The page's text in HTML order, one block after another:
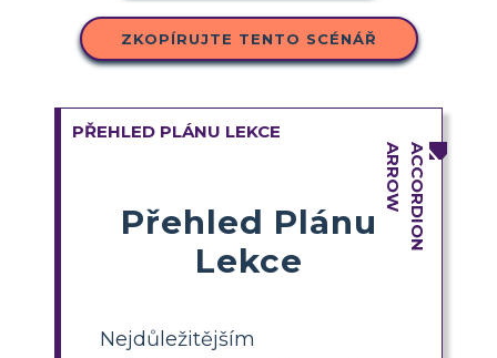
ZKOPÍRUJTE TENTO SCÉNÁŘ
PŘEHLED PLÁNU LEKCE
Přehled Plánu
Lekce
Nejdůležitějším